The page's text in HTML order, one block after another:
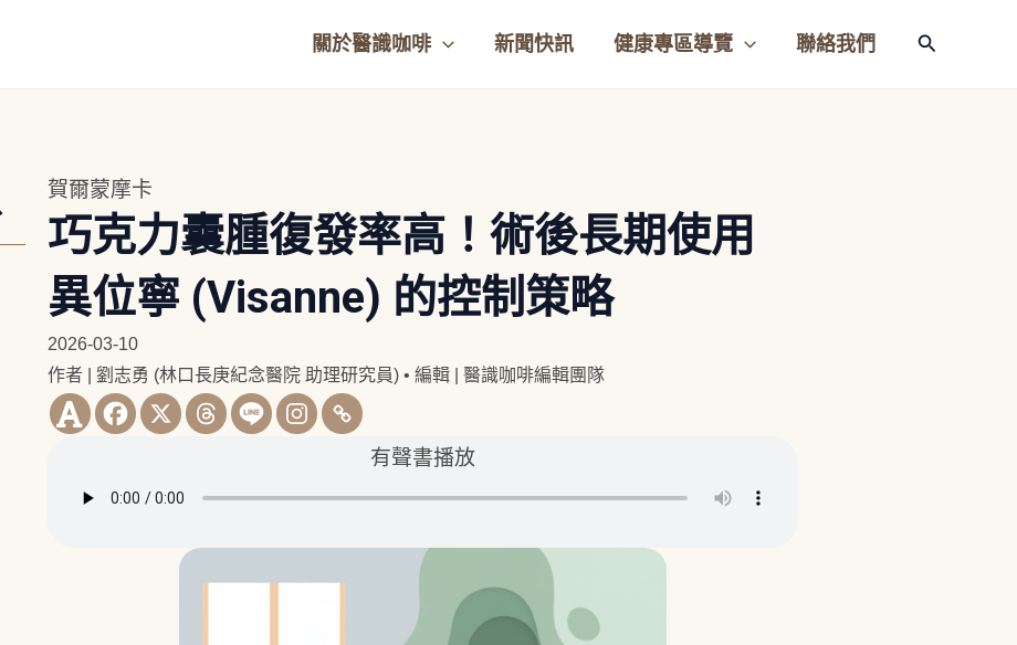
關於醫識咖啡 新聞快訊 健康專區導覽 聯絡我們
搜
賀爾蒙摩卡
巧克力囊腫復發率高！術後長期使用
異位寧 (Visanne) 的控制策略
2026-03-10
作者 | 劉志勇 (林口長庚紀念醫院 助理研究員)• 編輯 | 醫識咖啡編輯團隊
有聲書播放